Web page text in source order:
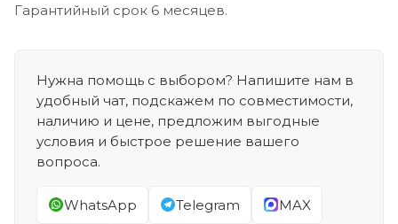
Гарантийный срок 6 месяцев.
Нужна помощь с выбором? Напишите нам в
удобный чат, подскажем по совместимости,
наличию и цене, предложим выгодные
условия и быстрое решение вашего
вопроса.
WhatsApp Telegram MAX